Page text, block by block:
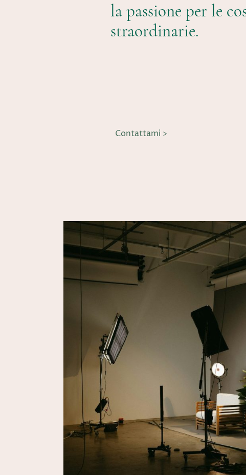
la passione per le
straordinarie.
Contattami >